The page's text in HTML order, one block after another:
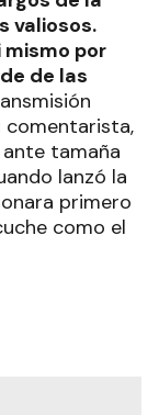
valiosos.
por
de las
comentarista,
tamaña
lanzó la
primero
como el